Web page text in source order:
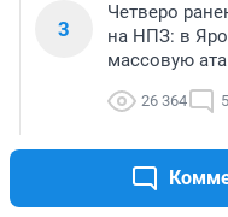
3
Четверо
на НПЗ: в
массовую
26 364
«Четыре